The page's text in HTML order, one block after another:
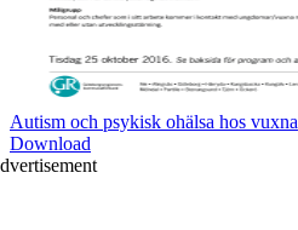
Autism och psykisk ohälsa hos vuxna
Download